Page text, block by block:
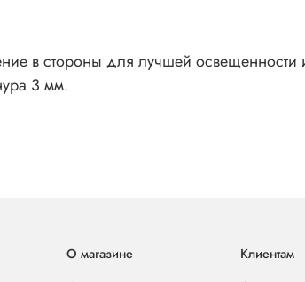
в стороны для лучшей освещенности
3 мм.
О магазине
Клиентам